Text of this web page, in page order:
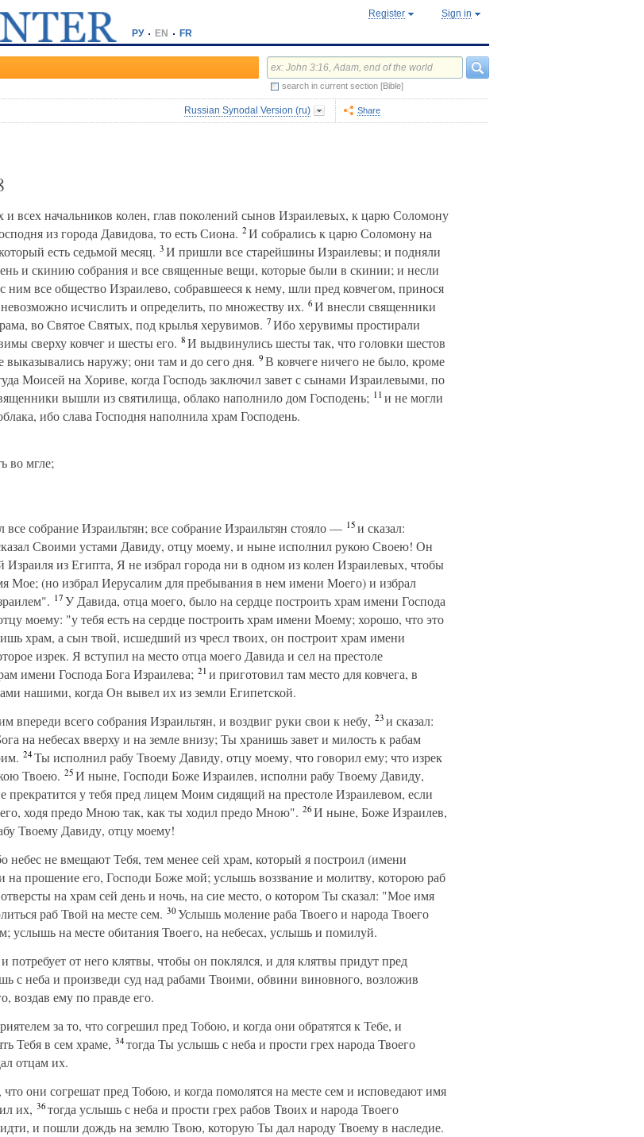
РУ EN FR
Register Sign in
search in current section [Bible]
Russian Synodal Version (ru) Share
всех начальников колен, глав поколений сынов Израилевых, к царю Соломону
из города Давидова, то есть Сиона. 2И собрались к царю Соломону на
есть седьмой месяц. 3И пришли все старейшины Израилевы; и подняли
и скинию собрания и все священные вещи, которые были в скинии; и несли
все общество Израилево, собравшееся к нему, шли пред ковчегом, принося
исчислить и определить, по множеству их. 6И внесли священники
во Святое Святых, под крылья херувимов. 7Ибо херувимы простирали
сверху ковчег и шесты его. 8И выдвинулись шесты так, что головки шестов
наружу; они там и до сего дня. 9В ковчеге ничего не было, кроме
Моисей на Хориве, когда Господь заключил завет с сынами Израилевыми, по
вышли из святилища, облако наполнило дом Господень; 11и не могли
ибо слава Господня наполнила храм Господень.
во мгле;
собрание Израильтян; все собрание Израильтян стояло — 15и сказал:
Своими устами Давиду, отцу моему, и ныне исполнил рукою Своею! Он
из Египта, Я не избрал города ни в одном из колен Израилевых, чтобы
Мое; (но избрал Иерусалим для пребывания в нем имени Моего) и избрал
17У Давида, отца моего, было на сердце построить храм имени Господа
моему: "у тебя есть на сердце построить храм имени Моему; хорошо, что это
храм, а сын твой, исшедший из чресл твоих, он построит храм имени
изрек. Я вступил на место отца моего Давида и сел на престоле
имени Господа Бога Израилева; 21и приготовил там место для ковчега, в
нашими, когда Он вывел их из земли Египетской.
всего собрания Израильтян, и воздвиг руки свои к небу, 23и сказал:
на небесах вверху и на земле внизу; Ты хранишь завет и милость к рабам
24Ты исполнил рабу Твоему Давиду, отцу моему, что говорил ему; что изрек
Твоею. 25И ныне, Господи Боже Израилев, исполни рабу Твоему Давиду,
прекратится у тебя пред лицем Моим сидящий на престоле Израилевом, если
ходя предо Мною так, как ты ходил предо Мною". 26И ныне, Боже Израилев,
Твоему Давиду, отцу моему!
небес не вмещают Тебя, тем менее сей храм, который я построил (имени
на прошение его, Господи Боже мой; услышь воззвание и молитву, которою раб
на храм сей день и ночь, на сие место, о котором Ты сказал: "Мое имя
раб Твой на месте сем. 30Услышь моление раба Твоего и народа Твоего
услышь на месте обитания Твоего, на небесах, услышь и помилуй.
потребует от него клятвы, чтобы он поклялся, и для клятвы придут пред
с неба и произведи суд над рабами Твоими, обвини виновного, возложив
воздав ему по правде его.
за то, что согрешил пред Тобою, и когда они обратятся к Тебе, и
Тебя в сем храме, 34тогда Ты услышь с неба и прости грех народа Твоего
отцам их.
что они согрешат пред Тобою, и когда помолятся на месте сем и исповедают имя
их, 36тогда услышь с неба и прости грех рабов Твоих и народа Твоего
и пошли дождь на землю Твою, которую Ты дал народу Твоему в наследие.